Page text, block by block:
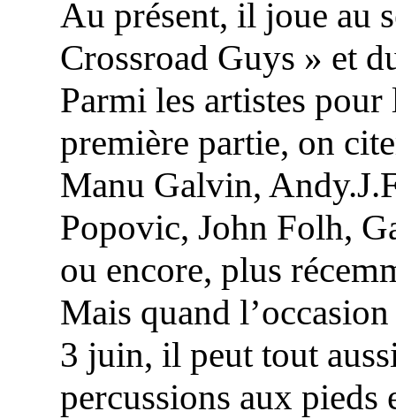
Au présent, il joue au
Crossroad Guys » et
Parmi les artistes
première partie, on
Manu Galvin,
Popovic, John Folh,
ou encore, plus
Mais quand
3 juin, il peut tout
percussions aux